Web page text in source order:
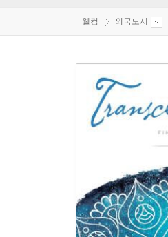
웰컴 외국도서